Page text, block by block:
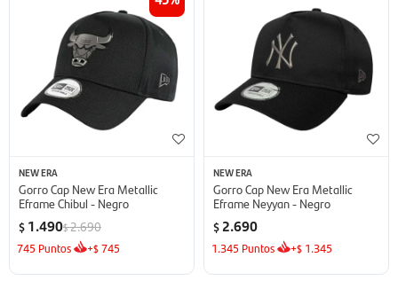
NEW ERA
Gorro Cap New Era Metallic
Eframe Chibul - Negro
$ 1.490$2.690
745 Puntos +$745
NEW ERA
Gorro Cap New Era Metallic
Eframe Neyyan - Negro
$ 2.690
1.345 Puntos +$ 1.345